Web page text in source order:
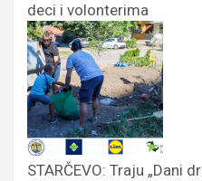
deci i volonterima
STARČEVO: Traju „Dani